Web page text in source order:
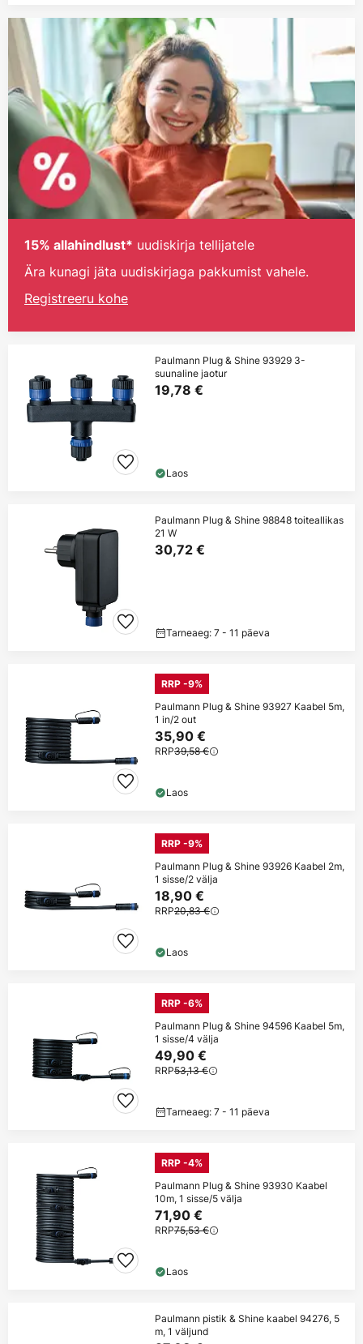
15% allahindlust* uudiskirja tellijatele
Ära kunagi jäta uudiskirjaga pakkumist vahele.
Registreeru kohe
Paulmann Plug & Shine 93929 3-
suunaline jaotur
19,78 €
Laos
Paulmann Plug & Shine 98848 toiteallikas
21 W
30,72 €
Tarneaeg: 7 - 11 päeva
RRP -9%
Paulmann Plug & Shine 93927 Kaabel 5m,
1 in/2 out
35,90 €
RRP39,58 €
Laos
RRP -9%
Paulmann Plug & Shine 93926 Kaabel 2m,
1 sisse/2 välja
18,90 €
RRP20,83 €
Laos
RRP -6%
Paulmann Plug & Shine 94596 Kaabel 5m,
1 sisse/4 välja
49,90 €
RRP53,13 €
Tarneaeg: 7 - 11 päeva
RRP -4%
Paulmann Plug & Shine 93930 Kaabel
10m, 1 sisse/5 välja
71,90 €
RRP75,53 €
Laos
Paulmann pistik & Shine kaabel 94276, 5
m, 1 väljund